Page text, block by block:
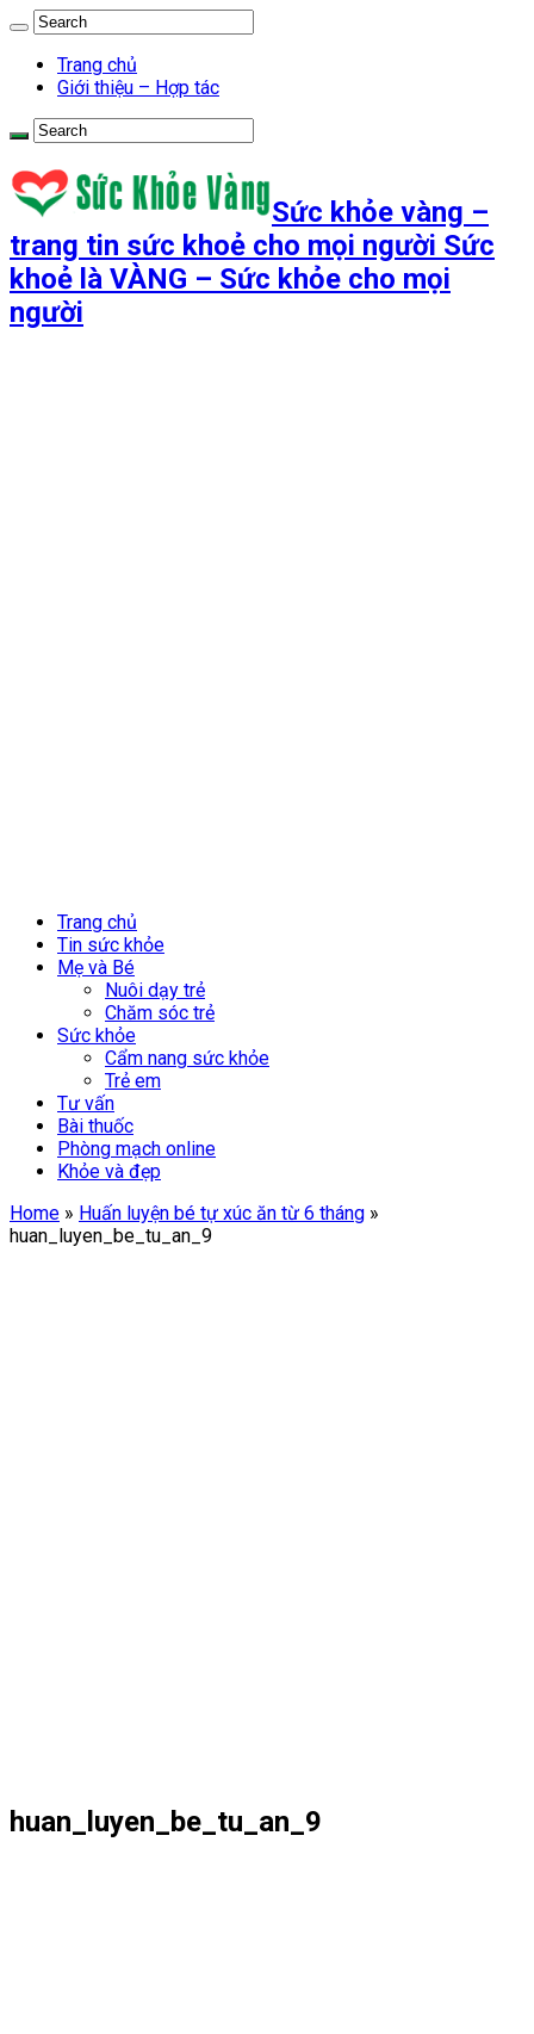
Trang chủ
Giới thiệu – Hợp tác
Sức khỏe vàng –
trang tin sức khoẻ cho mọi người Sức
khoẻ là VÀNG – Sức khỏe cho mọi
người
Trang chủ
Tin sức khỏe
Mẹ và Bé
Nuôi dạy trẻ
Chăm sóc trẻ
Sức khỏe
Cẩm nang sức khỏe
Trẻ em
Tư vấn
Bài thuốc
Phòng mạch online
Khỏe và đẹp
Home » Huấn luyện bé tự xúc ăn từ 6 tháng »
huan_luyen_be_tu_an_9
huan_luyen_be_tu_an_9